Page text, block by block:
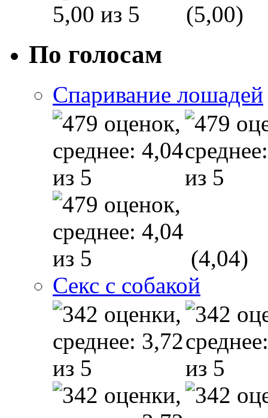
(5,00)
По голосам
Спаривание лошадей
(4,04)
Секс с собакой